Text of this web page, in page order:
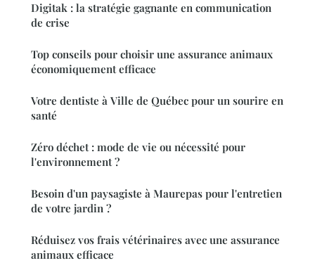
Digitak : la stratégie gagnante en communication
de crise
Top conseils pour choisir une assurance animaux
économiquement efficace
Votre dentiste à Ville de Québec pour un sourire en
santé
Zéro déchet : mode de vie ou nécessité pour
l'environnement ?
Besoin d'un paysagiste à Maurepas pour l'entretien
de votre jardin ?
Réduisez vos frais vétérinaires avec une assurance
animaux efficace